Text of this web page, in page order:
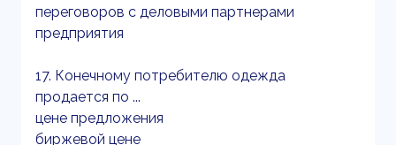
переговоров с деловыми партнерами
предприятия
17. Конечному потребителю одежда
продается по ...
цене предложения
биржевой цене